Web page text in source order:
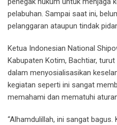
pelabuhan. Sampai saat ini,
pelanggaran ataupun tindak
Ketua Indonesian National
Kabupaten Kotim, Bachtiar,
dalam menyosialisasikan
kegiatan seperti ini sangat
memahami dan mematuhi
“Alhamdulillah, ini sangat